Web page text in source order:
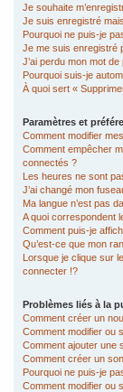
Je souhaite
Je suis enregistré
Pourquoi ne puis-je
Je me suis enregistré
J’ai perdu mon mot de
Pourquoi suis-je
À quoi sert «
Paramètres et
Comment modifier
Comment empêcher
connectés ?
Les heures ne sont
J’ai changé mon
Ma langue n’est pas
A quoi correspondent
Comment puis-je
Qu’est-ce que mon
Lorsque je clique sur
connecter !?
Problèmes liés à la
Comment créer un
Comment modifier ou
Comment ajouter une
Comment créer un
Pourquoi ne puis-je
Comment modifier ou